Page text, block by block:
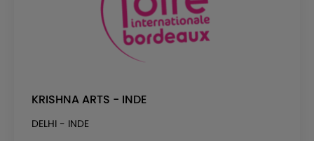
KRISHNA ARTS - INDE
DELHI - INDE